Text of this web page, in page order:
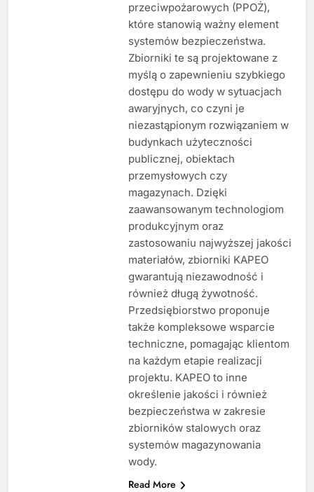
przeciwpożarowych (PPOŻ),
które stanowią ważny element
systemów bezpieczeństwa.
Zbiorniki te są projektowane z
myślą o zapewnieniu szybkiego
dostępu do wody w sytuacjach
awaryjnych, co czyni je
niezastąpionym rozwiązaniem w
budynkach użyteczności
publicznej, obiektach
przemysłowych czy
magazynach. Dzięki
zaawansowanym technologiom
produkcyjnym oraz
zastosowaniu najwyższej jakości
materiałów, zbiorniki KAPEO
gwarantują niezawodność i
również długą żywotność.
Przedsiębiorstwo proponuje
także kompleksowe wsparcie
techniczne, pomagając klientom
na każdym etapie realizacji
projektu. KAPEO to inne
określenie jakości i również
bezpieczeństwa w zakresie
zbiorników stalowych oraz
systemów magazynowania
wody.
Read More